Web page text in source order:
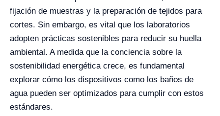
fijación de muestras y la preparación de tejidos para
cortes. Sin embargo, es vital que los laboratorios
adopten prácticas sostenibles para reducir su huella
ambiental. A medida que la conciencia sobre la
sostenibilidad energética crece, es fundamental
explorar cómo los dispositivos como los baños de
agua pueden ser optimizados para cumplir con estos
estándares.